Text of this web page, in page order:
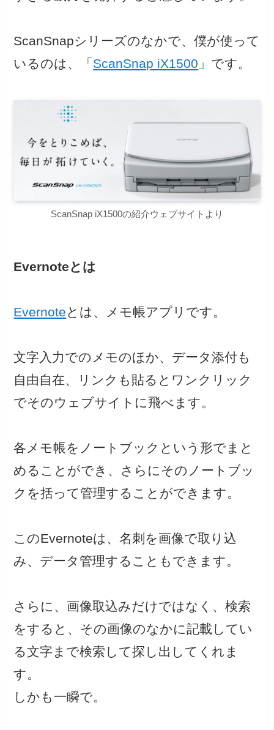
ScanSnapシリーズのなかで、僕が使って
いるのは、「 ScanSnap iX1500 」です。
ScanSnap iX1500の紹介ウェブサイトより
Evernoteとは
Evernoteとは、メモ帳アプリです。
文字入力でのメモのほか、データ添付も
自由自在、リンクも貼るとワンクリック
でそのウェブサイトに飛べます。
各メモ帳をノートブックという形でまと
めることができ、さらにそのノートブッ
クを括って管理することができます。
このEvernoteは、名刺を画像で取り込
み、データ管理することもできます。
さらに、画像取込みだけではなく、検索
をすると、その画像のなかに記載してい
る文字まで検索して探し出してくれま
す。
しかも一瞬で。